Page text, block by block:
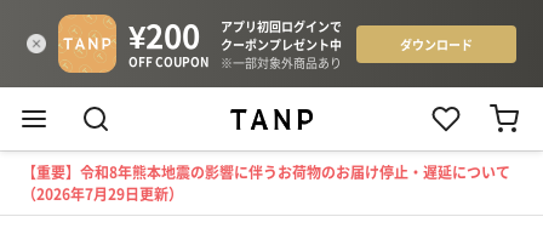
【重要】令和8年熊本地震の影響に伴うお荷物のお届け停止・遅延について
（2026年7月29日更新）